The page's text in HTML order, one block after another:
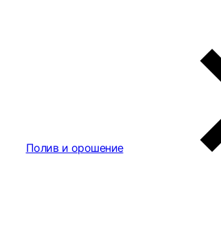
Полив и орошение